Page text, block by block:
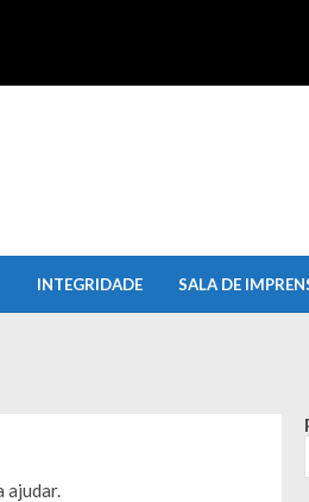
INTEGRIDADE SALA DE
ajudar.